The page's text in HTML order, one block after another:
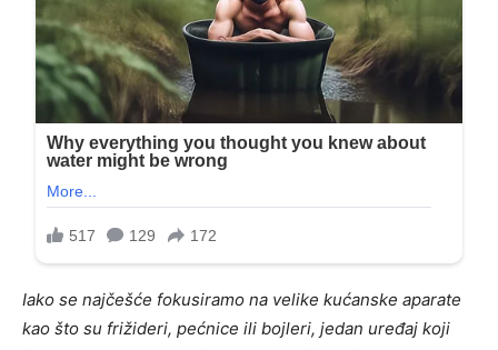
Iako se najčešće fokusiramo na velike kućanske aparate
kao što su frižideri, pećnice ili bojleri, jedan uređaj koji